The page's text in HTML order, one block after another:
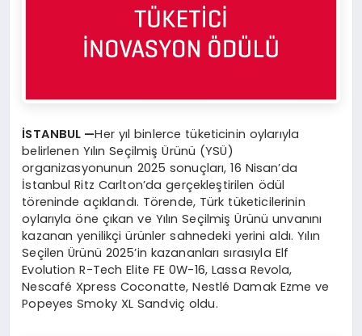
İSTANBUL —Her yıl binlerce tüketicinin oylarıyla
belirlenen Yılın Seçilmiş Ürünü (YSÜ)
organizasyonunun 2025 sonuçları, 16 Nisan’da
İstanbul Ritz Carlton’da gerçekleştirilen ödül
töreninde açıklandı. Törende, Türk tüketicilerinin
oylarıyla öne çıkan ve Yılın Seçilmiş Ürünü unvanını
kazanan yenilikçi ürünler sahnedeki yerini aldı. Yılın
Seçilen Ürünü 2025’in kazananları sırasıyla Elf
Evolution R-Tech Elite FE 0W-16, Lassa Revola,
Nescafé Xpress Coconatte, Nestlé Damak Ezme ve
Popeyes Smoky XL Sandviç oldu.